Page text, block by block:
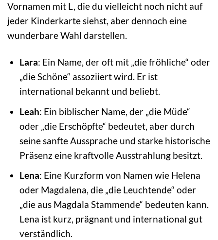
Vornamen mit L, die du vielleicht noch nicht auf
jeder Kinderkarte siehst, aber dennoch eine
wunderbare Wahl darstellen.
Lara: Ein Name, der oft mit „die fröhliche“ oder
„die Schöne“ assoziiert wird. Er ist
international bekannt und beliebt.
Leah: Ein biblischer Name, der „die Müde“
oder „die Erschöpfte“ bedeutet, aber durch
seine sanfte Aussprache und starke historische
Präsenz eine kraftvolle Ausstrahlung besitzt.
Lena: Eine Kurzform von Namen wie Helena
oder Magdalena, die „die Leuchtende“ oder
„die aus Magdala Stammende“ bedeuten kann.
Lena ist kurz, prägnant und international gut
verständlich.